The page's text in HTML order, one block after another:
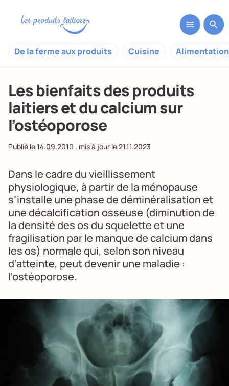
De la ferme aux produits Cuisine
Les bienfaits des produits
laitiers et du calcium sur
l’ostéoporose
Publié le14.09.2010 , mis à jour le21.11.2023
Dans le cadre du vieillissement
physiologique, à partir de la ménopause
s’installe une phase de déminéralisation et
une décalcification osseuse (diminution de
la densité des os du squelette et une
fragilisation par le manque de calcium dans
les os) normale qui, selon son niveau
d’atteinte, peut devenir une maladie :
l’ostéoporose.